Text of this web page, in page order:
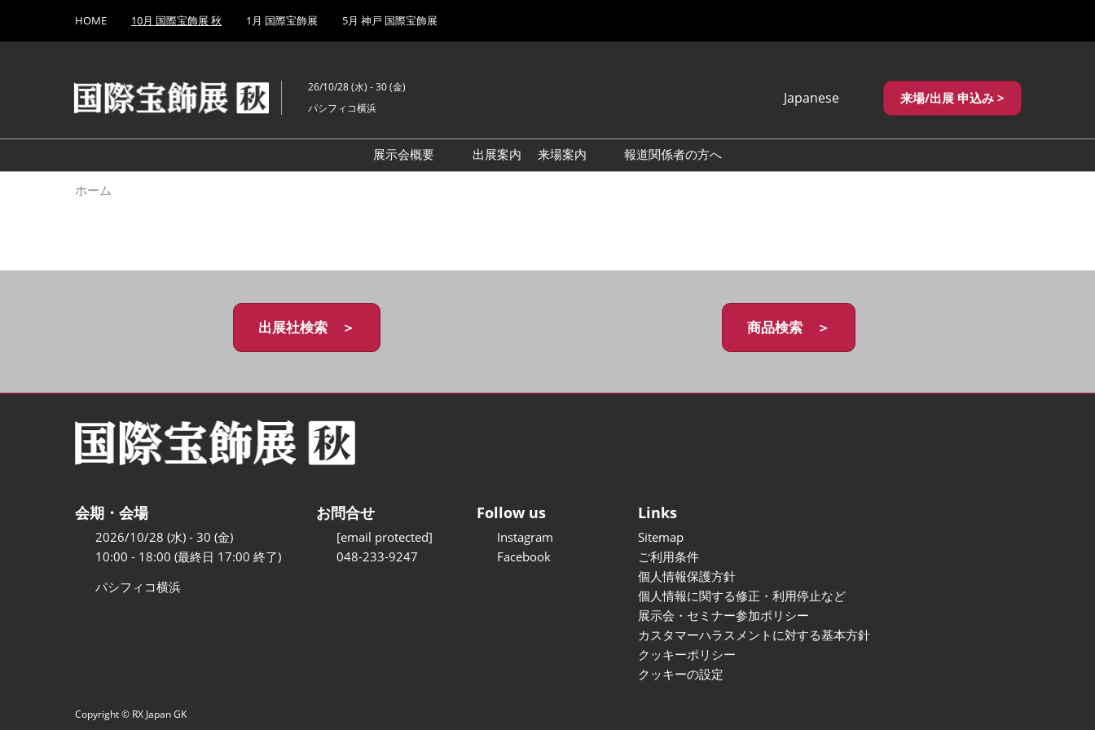
キ
し
て
to
HOME 10月 国際宝飾展 秋 1月 国際宝飾展 5月 神戸 国際宝飾展
26/10/28 (水) - 30 (金)
パシフィコ横浜
Japanese
繁體中文
来場/出展 申込み >
展示会概要
出展案内
来場案内
報道関係者の方へ
ホーム
出展社検索 ＞ 商品検索 ＞
会期・会場
2026/10/28 (水) - 30 (金)
10:00 - 18:00 (最終日 17:00 終了)
パシフィコ横浜
お問合せ
[email protected]
048-233-9247
Follow us
Instagram
Facebook
Links
Sitemap
ご利用条件
個人情報保護方針
個人情報に関する修正・利用停止など
展示会・セミナー参加ポリシー
カスタマーハラスメントに対する基本方針
クッキーポリシー
クッキーの設定
Copyright © RX Japan GK